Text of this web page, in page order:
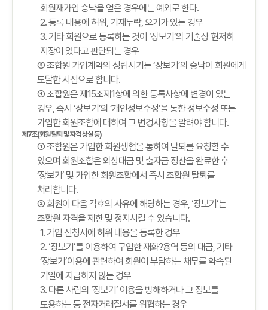
회원재가입 승낙을 얻은 경우에는 예외로 한다.
2. 등록 내용에 허위, 기재누락, 오기가 있는 경우
3. 기타 회원으로 등록하는 것이 ‘장보기’의 기술상 현저히
지장이 있다고 판단되는 경우
③ 조합원 가입계약의 성립시기는 ‘장보기’의 승낙이 회원에게
도달한 시점으로 합니다.
④ 조합원은 제15조제1항에 의한 등록사항에 변경이 있는
경우, 즉시 ‘장보기’의 ‘개인정보수정’을 통한 정보수정 또는
가입한 회원조합에 대하여 그 변경사항을 알려야 합니다.
제7조(회원 탈퇴 및 자격 상실 등)
① 조합원은 가입한 회원생협을 통하여 탈퇴를 요청할 수
있으며 회원조합은 외상대금 및 출자금 정산을 완료한 후
‘장보기’ 및 가입한 회원조합에서 즉시 조합원 탈퇴를
처리합니다.
② 회원이 다음 각호의 사유에 해당하는 경우, ‘장보기’는
조합원 자격을 제한 및 정지시킬 수 있습니다.
1. 가입 신청시에 허위 내용을 등록한 경우
2. ‘장보기’를 이용하여 구입한 재화?용역 등의 대금, 기타
‘장보기’이용에 관련하여 회원이 부담하는 채무를 약속된
기일에 지급하지 않는 경우
3. 다른 사람의 ‘장보기’ 이용을 방해하거나 그 정보를
도용하는 등 전자거래질서를 위협하는 경우